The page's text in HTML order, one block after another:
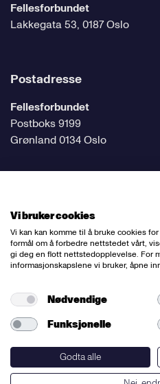
Fellesforbundet
Lakkegata 53, 0187 Oslo
Postadresse
Fellesforbundet
Postboks 9199
Grønland 0134 Oslo
Følg oss på sosiale medier
Nettredaktør:Willy Bergsnov
Varsling og etiske
Redegjørelse etter
Vi bruker cookies
Vi kan kan komme til å bruke cookies
formål om å forbedre nettstedet vårt,
gi deg en flott nettstedopplevelse. For
informasjonskapslene vi bruker, åpne
Nødvendige
Funksjonelle
Godta alle